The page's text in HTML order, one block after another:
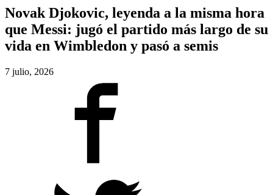
Novak Djokovic, leyenda a la misma hora
que Messi: jugó el partido más largo de su
vida en Wimbledon y pasó a semis
7 julio, 2026